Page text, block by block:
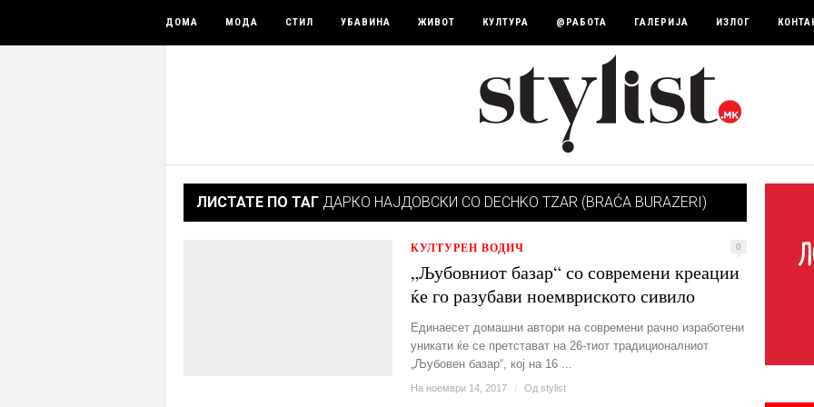
ДОМА МОДА СТИЛ УБАВИНА ЖИВОТ КУЛТУРА @РАБОТА ГАЛЕРИЈА ИЗЛОГ
ЛИСТАТЕ ПО ТАГ ДАРКО НАЈДОВСКИ СО DECHKO TZAR (BRAĆA BURAZERI)
КУЛТУРЕН ВОДИЧ 0
„Љубовниот базар“ со современи креации
ќе го разубави ноемвриското сивило
Единаесет домашни автори на современи рачно изработени
уникати ќе се претстават на 26-тиот традиционалниот
„Љубовен базар“, кој на 16 ...
На ноември 14, 2017 / Од stylist